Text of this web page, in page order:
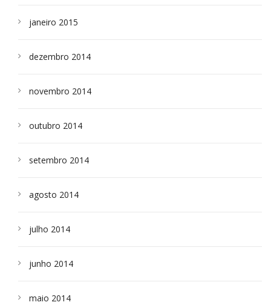
janeiro 2015
dezembro 2014
novembro 2014
outubro 2014
setembro 2014
agosto 2014
julho 2014
junho 2014
maio 2014